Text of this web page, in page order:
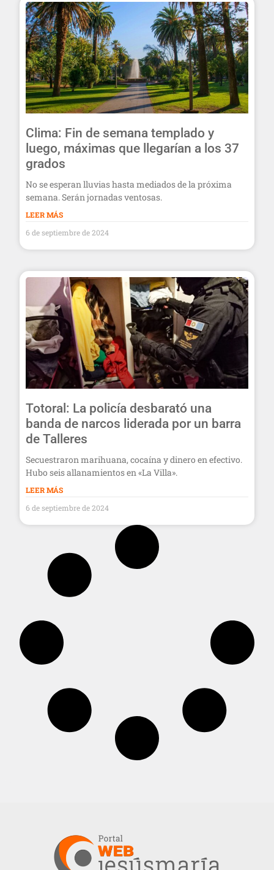
Clima: Fin de semana templado y
luego, máximas que llegarían a los 37
grados
No se esperan lluvias hasta mediados de la próxima
semana. Serán jornadas ventosas.
LEER MÁS
6 de septiembre de 2024
Totoral: La policía desbarató una
banda de narcos liderada por un barra
de Talleres
Secuestraron marihuana, cocaína y dinero en efectivo.
Hubo seis allanamientos en «La Villa».
LEER MÁS
6 de septiembre de 2024